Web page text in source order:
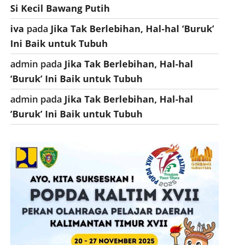
Si Kecil Bawang Putih
iva pada Jika Tak Berlebihan, Hal-hal ‘Buruk’
Ini Baik untuk Tubuh
admin pada Jika Tak Berlebihan, Hal-hal
‘Buruk’ Ini Baik untuk Tubuh
admin pada Jika Tak Berlebihan, Hal-hal
‘Buruk’ Ini Baik untuk Tubuh